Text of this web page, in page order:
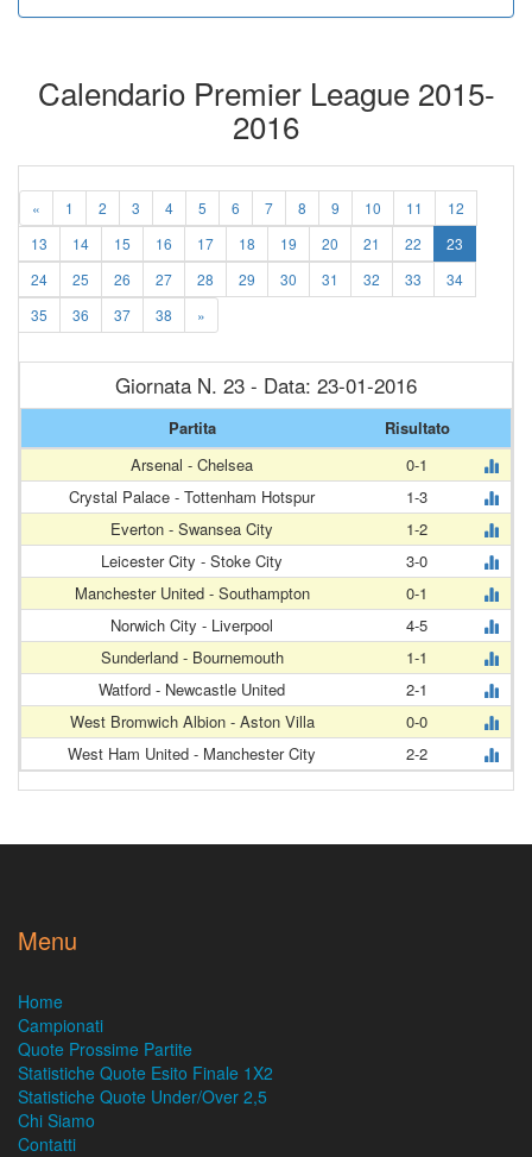
Calendario Premier League 2015-
2016
« 1 2 3 4 5 6 7 8 9 10 11
12
13
14 15 16 17 18 19 20 21 22
23
24
25 26 27 28 29 30 31 32 33
34
35
36 37 38 »
Giornata N. 23 - Data: 23-01-2016
Partita
Risultato
Arsenal - Chelsea
0-1
Crystal Palace - Tottenham Hotspur
1-3
Everton - Swansea City
1-2
Leicester City - Stoke City
3-0
Manchester United - Southampton
0-1
Norwich City - Liverpool
4-5
Sunderland - Bournemouth
1-1
Watford - Newcastle United
2-1
West Bromwich Albion - Aston Villa
0-0
West Ham United - Manchester City
2-2
Menu
Home
Campionati
Quote Prossime Partite
Statistiche Quote Esito Finale 1X2
Statistiche Quote Under/Over 2,5
Chi Siamo
Contatti